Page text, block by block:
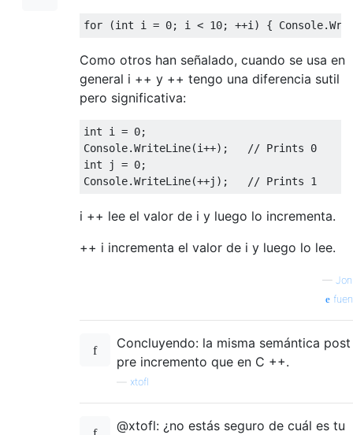
Como otros han señalado, cuando se usa en
general i ++ y ++ tengo una diferencia sutil
pero significativa:
int i = 0;
Console.WriteLine(i++);   // Prints 0
int j = 0;
i ++ lee el valor de i y luego lo incrementa.
++ i incrementa el valor de i y luego lo lee.
—
Concluyendo: la misma semántica
pre incremento que en C ++.
xtofl
@xtofl: ¿no estás seguro de cuál es tu